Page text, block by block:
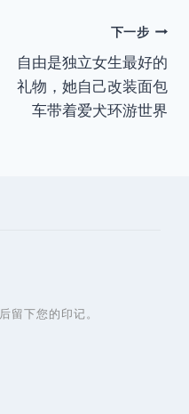
下一步
自由是独立女生最好的
礼物，她自己改装面包
车带着爱犬环游世界
后留下您的印记。